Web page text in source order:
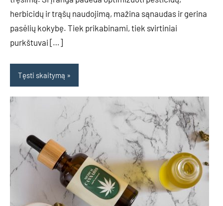
herbicidų ir trąšų naudojimą, mažina sąnaudas ir gerina
pasėlių kokybę. Tiek prikabinami, tiek svirtiniai
purkštuvai […]
Tęsti skaitymą